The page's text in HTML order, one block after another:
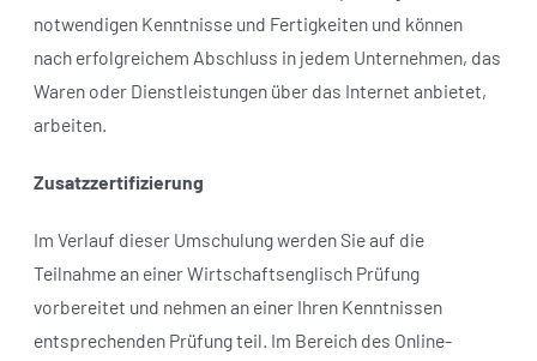
notwendigen Kenntnisse und Fertigkeiten und können
nach erfolgreichem Abschluss in jedem Unternehmen, das
Waren oder Dienstleistungen über das Internet anbietet,
arbeiten.
Zusatzzertifizierung
Im Verlauf dieser Umschulung werden Sie auf die
Teilnahme an einer Wirtschaftsenglisch Prüfung
vorbereitet und nehmen an einer Ihren Kenntnissen
entsprechenden Prüfung teil. Im Bereich des Online-